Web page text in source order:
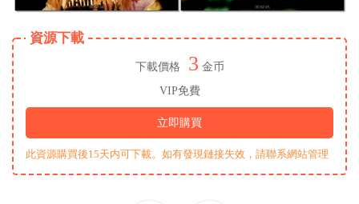
資源下載
下載價格 3 金币
VIP免費
立即購買
此資源購買後15天内可下載。如有發現鏈接失效，請聯系網站管理